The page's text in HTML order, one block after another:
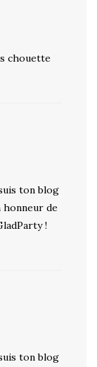
chouette
ton blog
honneur de
!
ton blog